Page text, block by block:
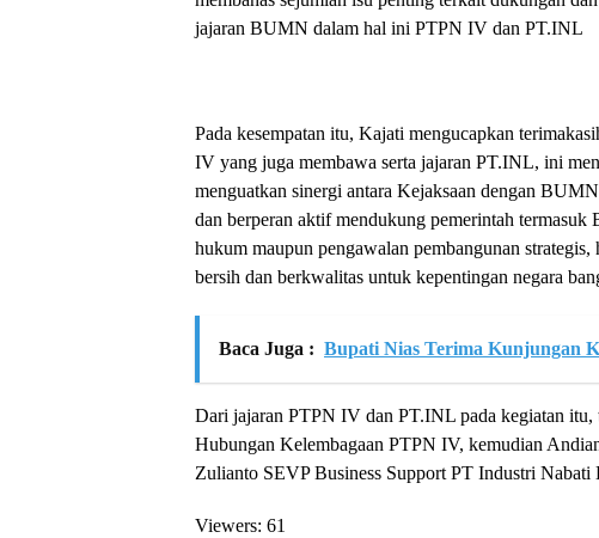
jajaran BUMN dalam hal ini PTPN IV dan PT.INL
Pada kesempatan itu, Kajati mengucapkan
IV yang juga membawa serta jajaran PT.INL, ini
menguatkan sinergi antara Kejaksaan dengan
dan berperan aktif mendukung pemerintah
hukum maupun pengawalan pembangunan
bersih dan berkwalitas untuk kepentingan negara
Baca Juga : Bupati Nias Terima Kunjungan
Dari jajaran PTPN IV dan PT.INL pada kegiatan
Hubungan Kelembagaan PTPN IV, kemudian
Zulianto SEVP Business Support PT Industri
Viewers: 61